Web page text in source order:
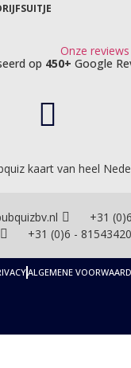
op 450+ Google
+31
+31 (0)6 - 81543420
ALGEMENE